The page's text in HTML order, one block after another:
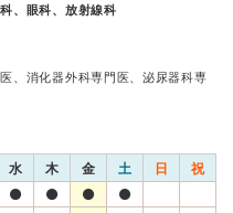
、眼科、放射線科
、消化器外科専門医、泌尿器科専
水 木 金 土 日 祝